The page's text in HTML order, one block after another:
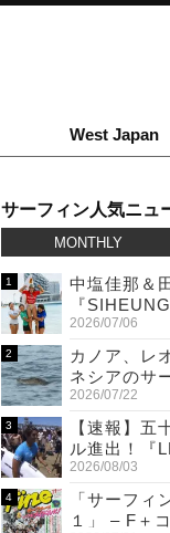
West Japan
サーフィン人気ニュ
MONTHLY
中塩佳那＆
『
6,000 & LQS
2026/07/06
カノア、レ
ネシアのサ
ワニと遭遇！
2026/07/22
【速報】五
ル進出！『
SURFING』
2026/08/03
「サーフィ
１」 – F＋